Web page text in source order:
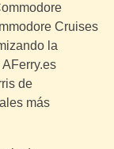
Cruises
la
de
más